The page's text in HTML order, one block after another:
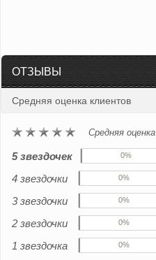
ОТЗЫВЫ
Средняя оценка клиентов
Средняя оценка
5 звездочек 0%
4 звездочки 0%
3 звездочки 0%
2 звездочки 0%
1 звездочка 0%